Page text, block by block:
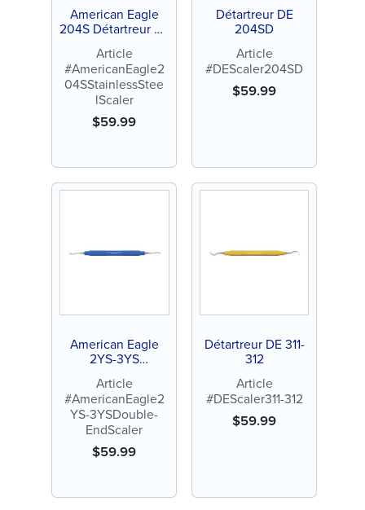
American Eagle
204S Détartreur en
Article
#AmericanEagle2
04SStainlessStee
lScaler
$59.99
Détartreur DE
204SD
Article
#DEScaler204SD
$59.99
American Eagle
2YS-3YS
double extrémité
Article
#AmericanEagle2
YS-3YSDouble-
EndScaler
$59.99
Détartreur DE 311-
312
Article
#DEScaler311-312
$59.99